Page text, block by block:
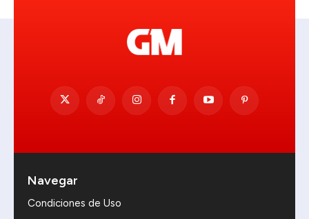
Navegar
Condiciones de Uso